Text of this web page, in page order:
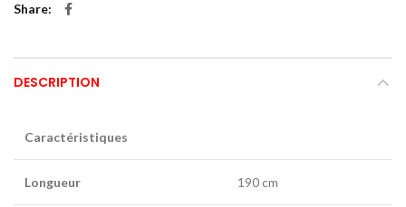
Share
DESCRIPTION
Caractéristiques
Longueur 190 cm